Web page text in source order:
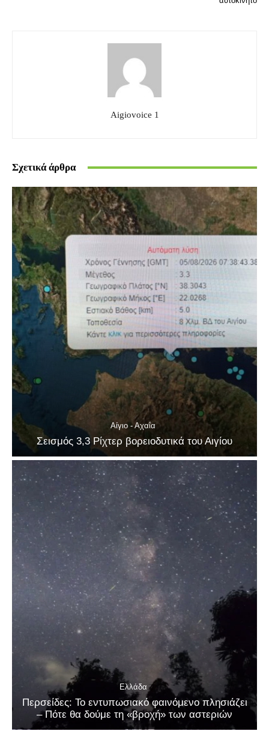
Aigiovoice 1
Σχετικά άρθρα
Αίγιο - Αχαΐα
Σεισμός 3,3 Ρίχτερ βορειοδυτικά του Αιγίου
Ελλάδα
Περσείδες: Το εντυπωσιακό φαινόμενο πλησιάζει
– Πότε θα δούμε τη «βροχή» των αστεριών